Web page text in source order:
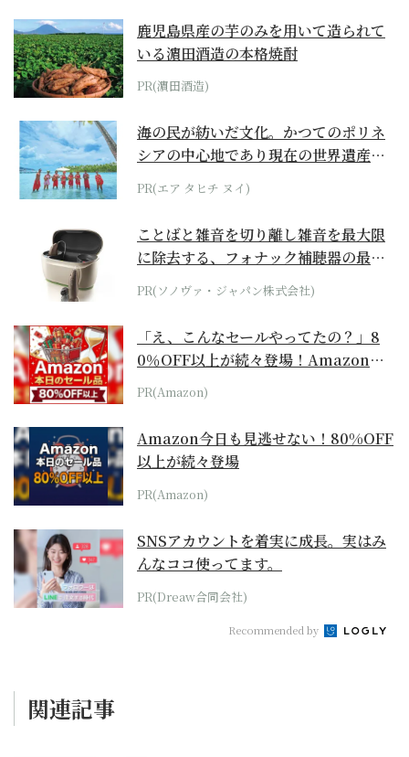
鹿児島県産の芋のみを用いて造られて
いる濵田酒造の本格焼酎
PR(濵田酒造)
海の民が紡いだ文化。かつてのポリネ
シアの中心地であり現在の世界遺産か
らみえてくる...
PR(エア タヒチ ヌイ)
ことばと雑音を切り離し雑音を最大限
に除去する、フォナック補聴器の最上
位モデル
PR(ソノヴァ・ジャパン株式会社)
「え、こんなセールやってたの？」8
0％OFF以上が続々登場！Amazonの
本気が...
PR(Amazon)
Amazon今日も見逃せない！80%OFF
以上が続々登場
PR(Amazon)
SNSアカウントを着実に成長。実はみ
んなココ使ってます。
PR(Dreaw合同会社)
Recommended by
関連記事